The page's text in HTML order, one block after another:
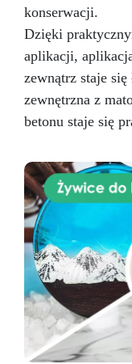
konserwacji.
Dzięki
aplikacji,
zewnątrz staje
zewnętrzna z
betonu staje się